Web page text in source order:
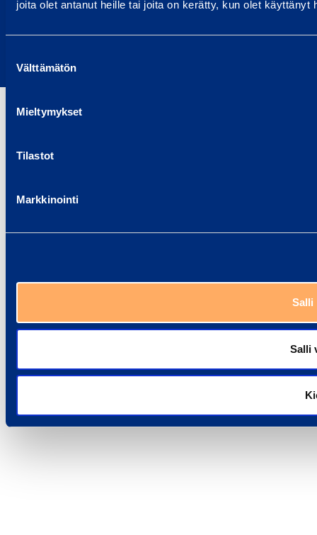
joita olet antanut heille tai joita on kerätty, kun olet käyttänyt
valinta
Välttämätön
Mieltymykset
Tilastot
Markkinointi
Salli
Salli
Terms of use
Report a security issue